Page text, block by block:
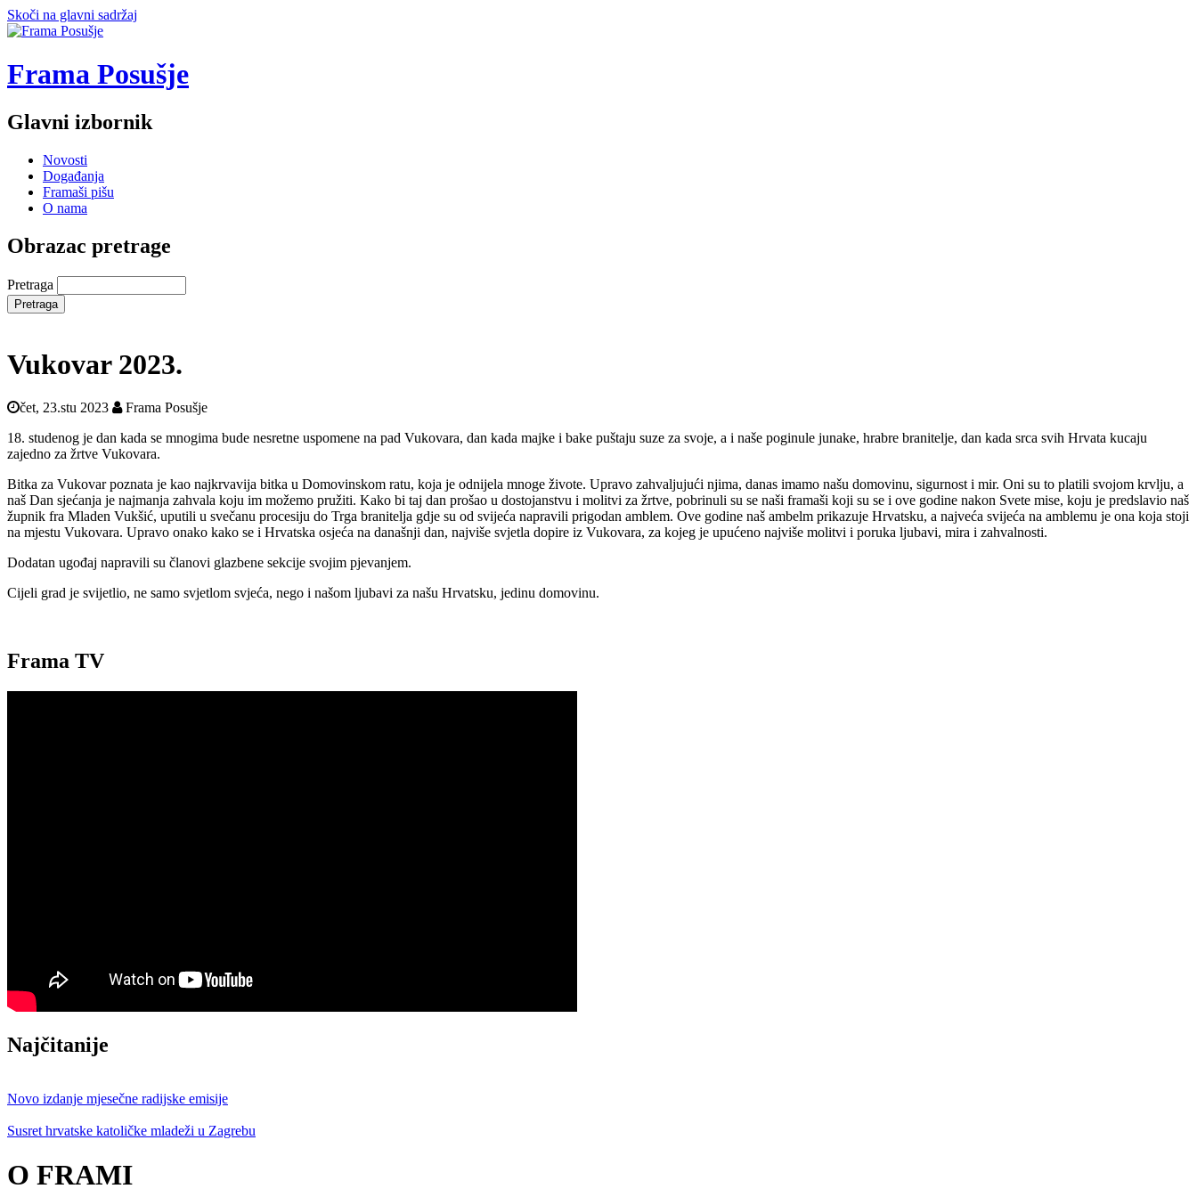
Skoči na glavni sadržaj
Frama Posušje
Glavni izbornik
Novosti
Događanja
Framaši pišu
O nama
Obrazac pretrage
Pretraga
Vukovar 2023.
čet, 23.stu 2023
Frama Posušje
18. studenog je dan kada se mnogima bude nesretne uspomene na pad Vukovara, dan kada majke i bake puštaju suze za svoje, a i naše poginule junake, hrabre branitelje, dan kada srca svih Hrvata kucaju
zajedno za žrtve Vukovara.
Bitka za Vukovar poznata je kao najkrvavija bitka u Domovinskom ratu, koja je odnijela mnoge živote. Upravo zahvaljujući njima, danas imamo našu domovinu, sigurnost i mir. Oni su to platili svojom krvlju, a
naš Dan sjećanja je najmanja zahvala koju im možemo pružiti. Kako bi taj dan prošao u dostojanstvu i molitvi za žrtve, pobrinuli su se naši framaši koji su se i ove godine nakon Svete mise, koju je predslavio naš
župnik fra Mladen Vukšić, uputili u svečanu procesiju do Trga branitelja gdje su od svijeća napravili prigodan amblem. Ove godine naš ambelm prikazuje Hrvatsku, a najveća svijeća na amblemu je ona koja stoji
na mjestu Vukovara. Upravo onako kako se i Hrvatska osjeća na današnji dan, najviše svjetla dopire iz Vukovara, za kojeg je upućeno najviše molitvi i poruka ljubavi, mira i zahvalnosti.
Dodatan ugođaj napravili su članovi glazbene sekcije svojim pjevanjem.
Cijeli grad je svijetlio, ne samo svjetlom svjeća, nego i našom ljubavi za našu Hrvatsku, jedinu domovinu.
Frama TV
Najčitanije
Novo izdanje mjesečne radijske emisije
Susret hrvatske katoličke mladeži u Zagrebu
O FRAMI